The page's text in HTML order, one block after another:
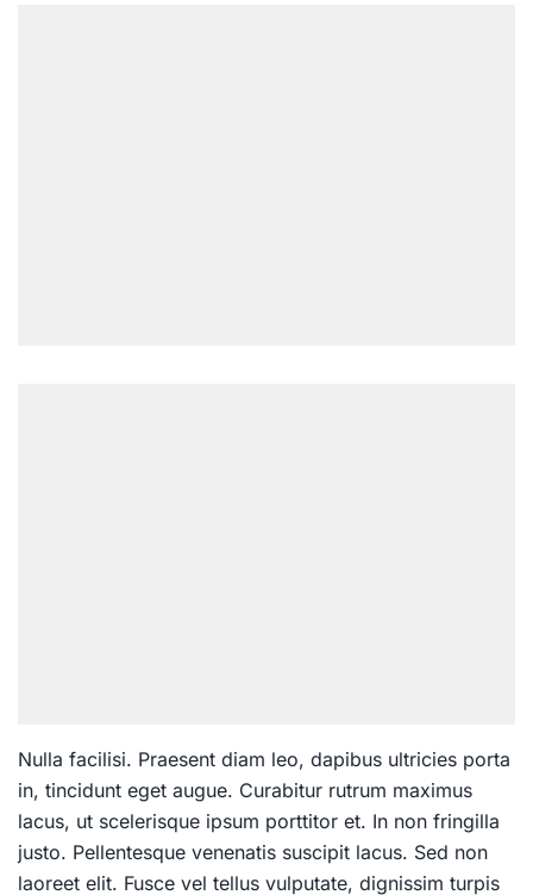
Nulla facilisi. Praesent diam leo, dapibus ultricies porta
in, tincidunt eget augue. Curabitur rutrum maximus
lacus, ut scelerisque ipsum porttitor et. In non fringilla
justo. Pellentesque venenatis suscipit lacus. Sed non
laoreet elit. Fusce vel tellus vulputate, dignissim turpis